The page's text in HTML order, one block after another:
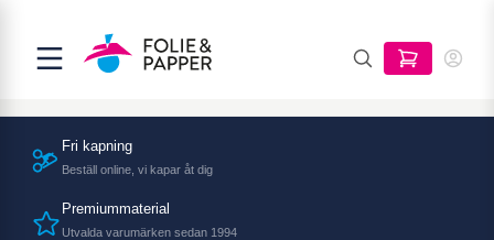
Fri kapning
Beställ online, vi kapar åt dig
Premiummaterial
Utvalda varumärken sedan 1994